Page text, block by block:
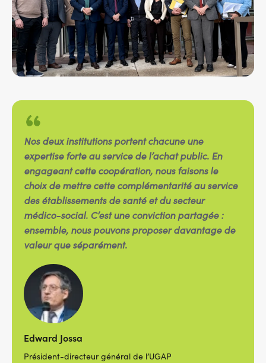
Nos deux institutions portent chacune une
expertise forte au service de l’achat public. En
engageant cette coopération, nous faisons le
choix de mettre cette complémentarité au service
des établissements de santé et du secteur
médico-social. C’est une conviction partagée :
ensemble, nous pouvons proposer davantage de
valeur que séparément.
Edward Jossa
Président-directeur général de l’UGAP